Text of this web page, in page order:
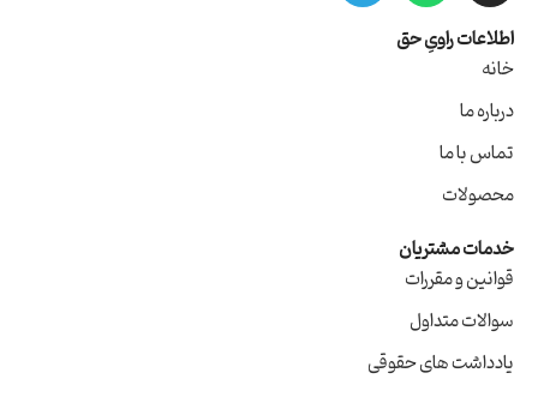
اطلاعات راویِ حق
خانه
درباره ما
تماس با ما
محصولات
خدمات مشتریان
قوانین و مقررات
سوالات متداول
یادداشت های حقوقی